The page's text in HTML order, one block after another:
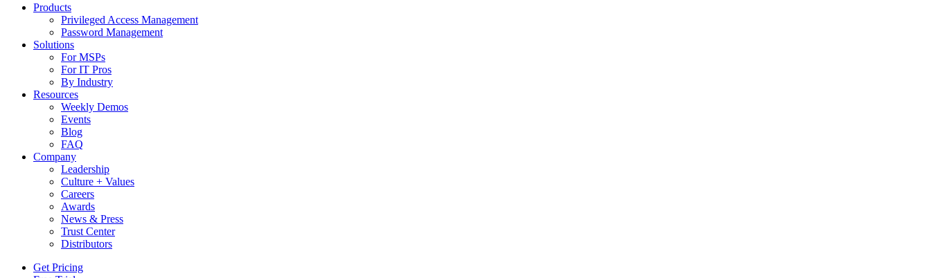
Products
Privileged Access Management
Password Management
Solutions
For MSPs
For IT Pros
By Industry
Resources
Weekly Demos
Events
Blog
FAQ
Company
Leadership
Culture + Values
Careers
Awards
News & Press
Trust Center
Distributors
Get Pricing